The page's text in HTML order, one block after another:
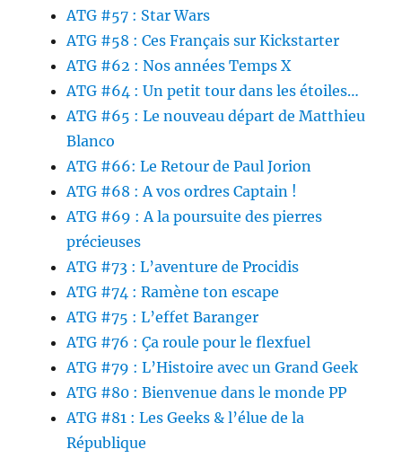
ATG #57 : Star Wars
ATG #58 : Ces Français sur Kickstarter
ATG #62 : Nos années Temps X
ATG #64 : Un petit tour dans les étoiles…
ATG #65 : Le nouveau départ de Matthieu
Blanco
ATG #66: Le Retour de Paul Jorion
ATG #68 : A vos ordres Captain !
ATG #69 : A la poursuite des pierres
précieuses
ATG #73 : L’aventure de Procidis
ATG #74 : Ramène ton escape
ATG #75 : L’effet Baranger
ATG #76 : Ça roule pour le flexfuel
ATG #79 : L’Histoire avec un Grand Geek
ATG #80 : Bienvenue dans le monde PP
ATG #81 : Les Geeks & l’élue de la
République